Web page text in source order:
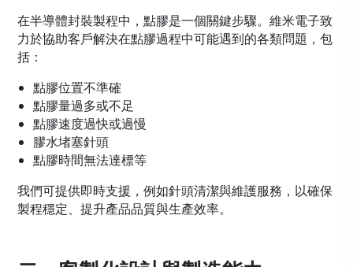
在半導體封裝製程中，點膠是一個關鍵步驟。維米電子致
力於協助客戶解決在點膠過程中可能遇到的各類問題，包
括：
點膠位置不準確
點膠量過多或不足
點膠速度過快或過慢
膠水堵塞針頭
點膠時間無法達標等
我們可提供即時支援，例如針頭清潔與維護服務，以確保
製程穩定、提升產品品質與生產效率。